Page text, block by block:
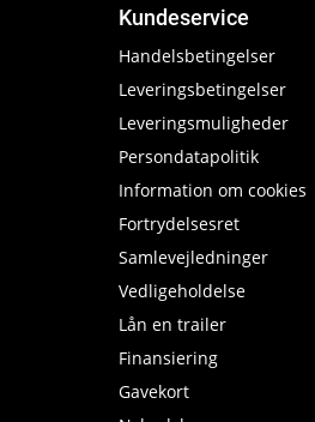
Kundeservice
Handelsbetingelser
Leveringsbetingelser
Leveringsmuligheder
Persondatapolitik
Information om cookies
Fortrydelsesret
Samlevejledninger
Vedligeholdelse
Lån en trailer
Finansiering
Gavekort